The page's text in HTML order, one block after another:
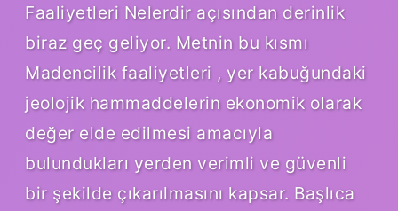
Faaliyetleri Nelerdir açısından derinlik
biraz geç geliyor. Metnin bu kısmı
Madencilik faaliyetleri , yer kabuğundaki
jeolojik hammaddelerin ekonomik olarak
değer elde edilmesi amacıyla
bulundukları yerden verimli ve güvenli
bir şekilde çıkarılmasını kapsar. Başlıca